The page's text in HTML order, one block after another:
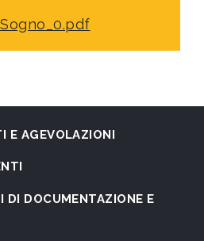
E AGEVOLAZIONI
DI DOCUMENTAZIONE E